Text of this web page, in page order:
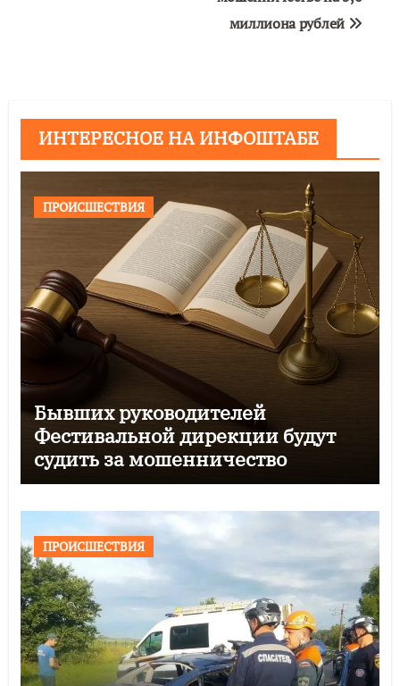
миллиона рублей
ИНТЕРЕСНОЕ НА ИНФОШТАБЕ
ПРОИСШЕСТВИЯ
Бывших руководителей
Фестивальной дирекции будут
судить за мошенничество
ПРОИСШЕСТВИЯ